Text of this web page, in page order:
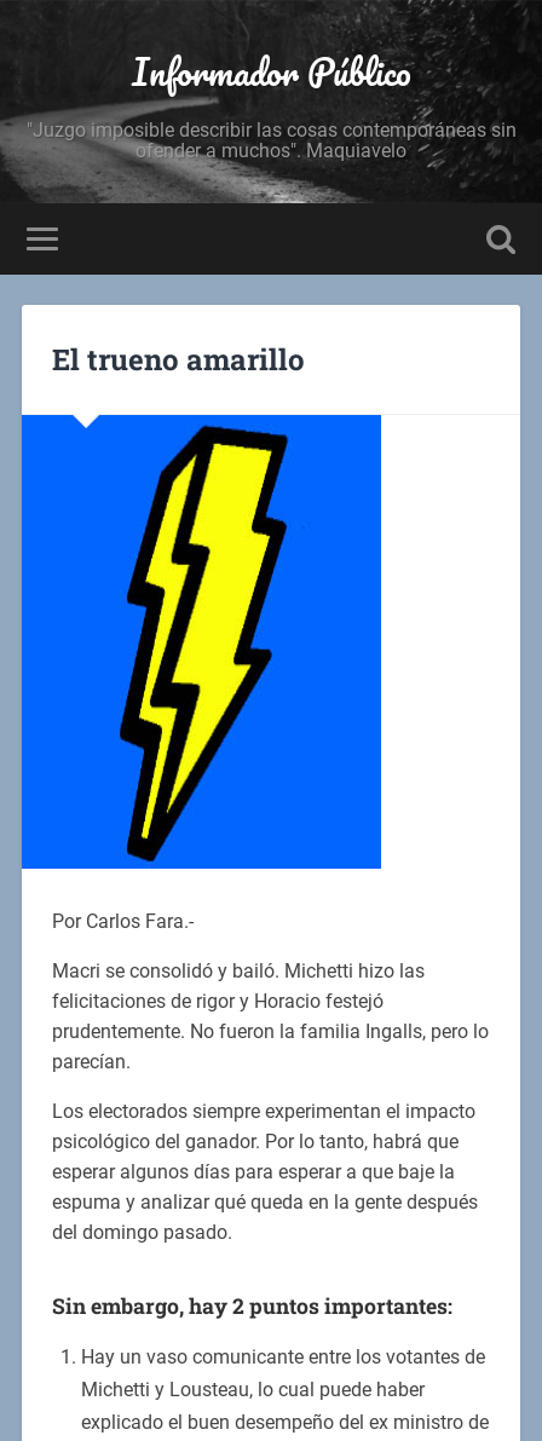
Informador Público
"Juzgo imposible describir las cosas contemporáneas sin
ofender a muchos". Maquiavelo
El trueno amarillo
Por Carlos Fara.-
Macri se consolidó y bailó. Michetti hizo las
felicitaciones de rigor y Horacio festejó
prudentemente. No fueron la familia Ingalls, pero lo
parecían.
Los electorados siempre experimentan el impacto
psicológico del ganador. Por lo tanto, habrá que
esperar algunos días para esperar a que baje la
espuma y analizar qué queda en la gente después
del domingo pasado.
Sin embargo, hay 2 puntos importantes:
Hay un vaso comunicante entre los votantes de
Michetti y Lousteau, lo cual puede haber
explicado el buen desempeño del ex ministro de